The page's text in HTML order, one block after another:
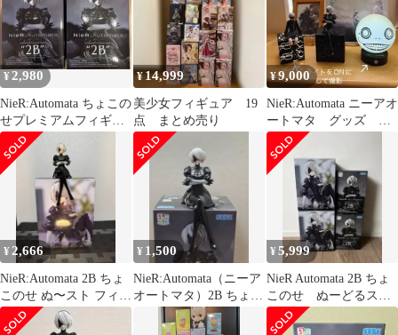
¥ 2,980
NieR:Automata ちょこの
せプレミアムフィギュ
ア 2B 2個セット
¥14,999
美少女フィギュア 19
点 まとめ売り
¥9,000
NieR:Automata ニーアオ
ートマタ グッズ ま
とめ売り
¥ 2,666
NieR:Automata 2B ちょ
このせ ぬ〜スト フィギ
ュア (おまけ有)
¥ 1,500
NieR:Automata（ニーア
オートマタ）2B ちょこ
のせフィギュア
¥5,999
NieR Automata 2B ちょ
このせ ぬーどるスト
ッパーフィギュア